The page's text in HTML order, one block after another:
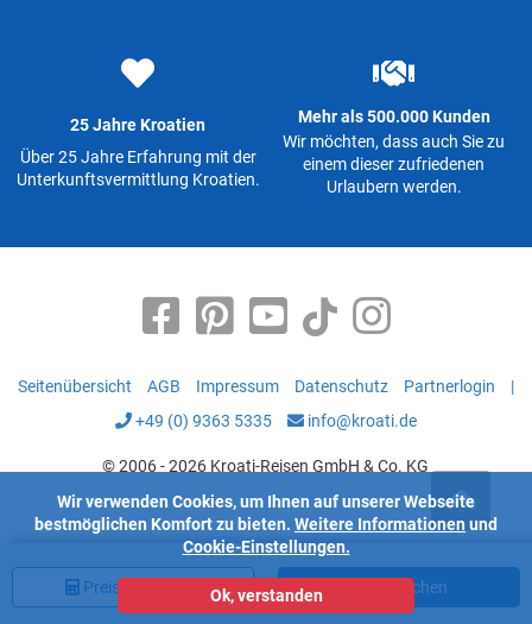
Preis Jetzt buchen
25 Jahre Kroatien
Über 25 Jahre Erfahrung mit der
Unterkunftsvermittlung Kroatien.
Mehr als 500.000 Kunden
Wir möchten, dass auch Sie zu
einem dieser zufriedenen
Urlaubern werden.
Seitenübersicht AGB Impressum Datenschutz Partnerlogin
|
+49 (0) 9363 5335
info@kroati.de
© 2006 - 2026 Kroati-Reisen GmbH & Co. KG
Wir verwenden Cookies, um Ihnen auf unserer Webseite
bestmöglichen Komfort zu bieten. Weitere Informationen und
Cookie-Einstellungen.
Ok, verstanden